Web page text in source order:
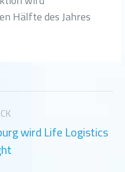
Hälfte des Jahres
wird Life Logistics